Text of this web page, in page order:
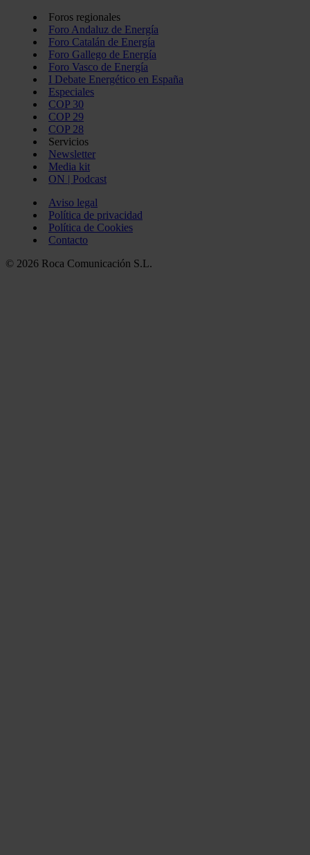
Foros regionales
Foro Andaluz de Energía
Foro Catalán de Energía
Foro Gallego de Energía
Foro Vasco de Energía
I Debate Energético en España
Especiales
COP 30
COP 29
COP 28
Servicios
Newsletter
Media kit
ON | Podcast
Aviso legal
Política de privacidad
Política de Cookies
Contacto
© 2026 Roca Comunicación S.L.